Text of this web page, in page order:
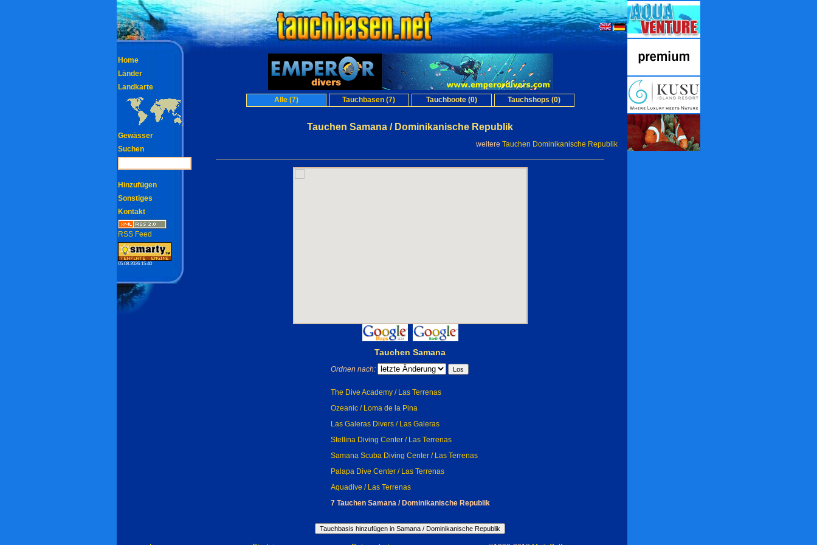
Alle (7) Tauchbasen (7) Tauchboote (0) Tauchshops (0)
Tauchen Samana / Dominikanische Republik
weitere Tauchen Dominikanische Republik
Tauchen Samana
Ordnen nach:
The Dive Academy / Las Terrenas
Ozeanic / Loma de la Pina
Las Galeras Divers / Las Galeras
Stellina Diving Center / Las Terrenas
Samana Scuba Diving Center / Las Terrenas
Palapa Dive Center / Las Terrenas
Aquadive / Las Terrenas
7 Tauchen Samana / Dominikanische Republik
Home
Länder
Landkarte
Gewässer
Suchen
Hinzufügen
Sonstiges
Kontakt
RSS Feed
05.08.2026 15:40